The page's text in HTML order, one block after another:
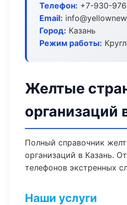
Телефон: +7-930-
Email:
Город: Казань
Режим работы:
Желтые
организаций
Полный справочник
организаций в Казань.
телефонов экстренных
Наши услуги